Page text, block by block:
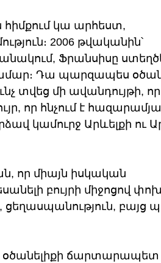
հիմքում կա արհեստ,
2006 թվականին՝
Ֆրանսիսը
Դա պարզապես
տվեց մի ավանդույթի,
որ հնչում է հազարամյա
կամուրջ Արևելքի ու
որ միայն իսկական
բույրի միջոցով
ցեղասպանություն, բայց
ճարտարապետ